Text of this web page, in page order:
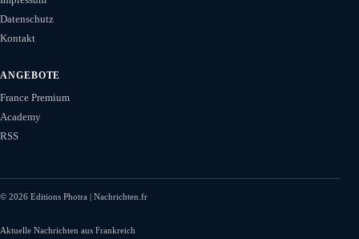
Datenschutz
Kontakt
ANGEBOTE
France Premium
Academy
RSS
© 2026 Editions Photra | Nachrichten.fr
Aktuelle Nachrichten aus Frankreich